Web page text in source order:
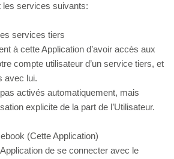
les services suivants:
services tiers
à cette Application d’avoir accès aux
compte utilisateur d’un service tiers, et
avec lui.
activés automatiquement, mais
explicite de la part de l’Utilisateur.
(Cette Application)
de se connecter avec le